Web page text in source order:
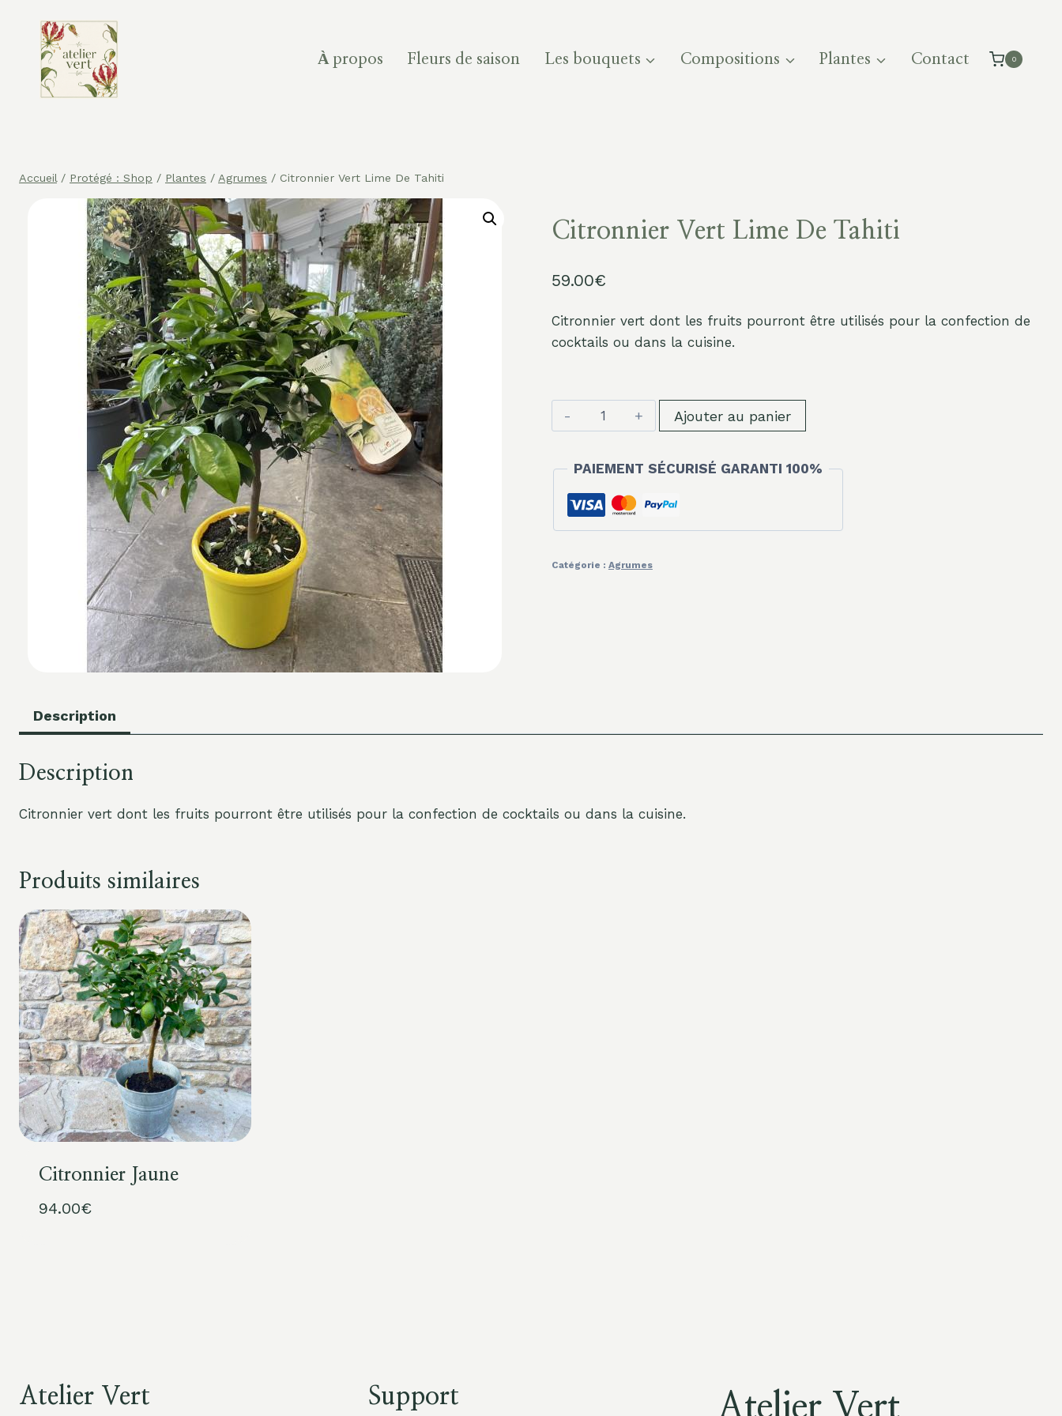
contenu
À propos Fleurs de saison Les bouquets Compositions Plantes Contact 0
Accueil / Protégé : Shop / Plantes / Agrumes / Citronnier Vert Lime De Tahiti
Citronnier Vert Lime De Tahiti
59.00€
Citronnier vert dont les fruits pourront être utilisés pour la confection de
cocktails ou dans la cuisine.
quantité
de
Vert
Lime
De
Ajouter au panier
PAIEMENT SÉCURISÉ GARANTI 100%
Catégorie : Agrumes
Description
Description
Citronnier vert dont les fruits pourront être utilisés pour la confection de cocktails ou dans la cuisine.
Produits similaires
Citronnier Jaune
94.00€
Atelier Vert Support Atelier Vert